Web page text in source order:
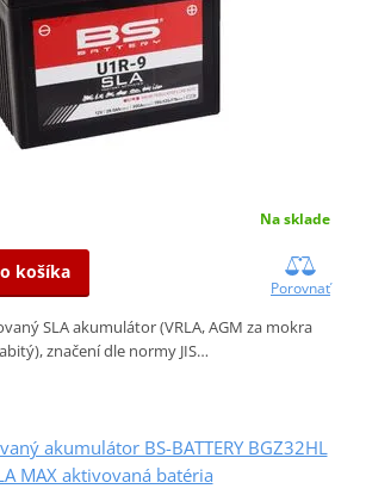
Na sklade
košíka
Porovnať
SLA akumulátor (VRLA, AGM za mokra
značení dle normy JIS…
akumulátor BS-BATTERY BGZ32HL
MAX aktivovaná batéria